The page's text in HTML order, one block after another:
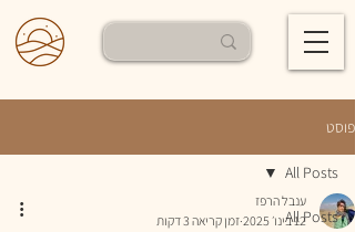
פוסט
All Posts
All Posts
ענבל הרפז
12 בינו׳ 2025
זמן קריאה 3 דקות